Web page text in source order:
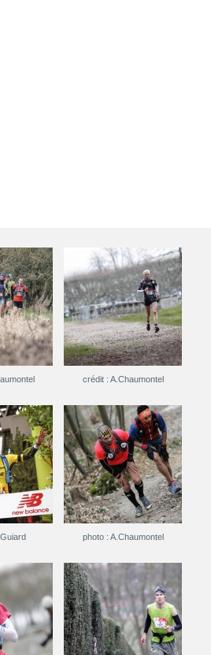
crédit : A.Chaumontel
photo : A.Chaumontel